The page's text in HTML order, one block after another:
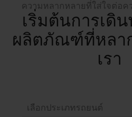
ความหลากหลายที่ใส่ใจต่อค
เริ่มต้นการเดิ
ผลิตภัณฑ์ที่หลา
เรา